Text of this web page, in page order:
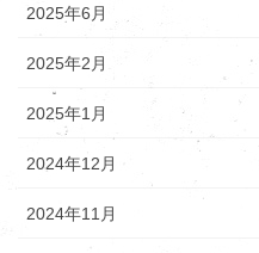
2025年6月
2025年2月
2025年1月
2024年12月
2024年11月